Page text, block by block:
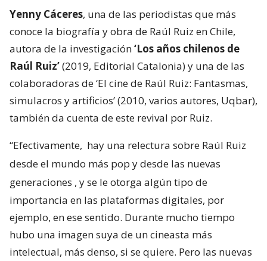
Yenny Cáceres, una de las periodistas que más
conoce la biografía y obra de Raúl Ruiz en Chile,
autora de la investigación‘Los años chilenos de
Raúl Ruiz’(2019, Editorial Catalonia) y una de las
colaboradoras de ‘El cine de Raúl Ruiz: Fantasmas,
simulacros y artificios’ (2010, varios autores, Uqbar),
también da cuenta de este revival por Ruiz.
“Efectivamente, hay una relectura sobre Raúl Ruiz
desde el mundo más pop y desde las nuevas
generaciones , y se le otorga algún tipo de
importancia en las plataformas digitales, por
ejemplo, en ese sentido. Durante mucho tiempo
hubo una imagen suya de un cineasta más
intelectual, más denso, si se quiere. Pero las nuevas